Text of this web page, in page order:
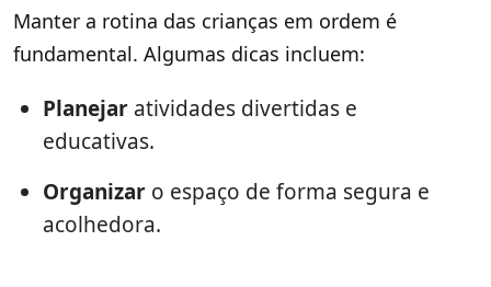
Manter a rotina das crianças em ordem é
fundamental. Algumas dicas incluem:
Planejar atividades divertidas e
educativas.
Organizar o espaço de forma segura e
acolhedora.